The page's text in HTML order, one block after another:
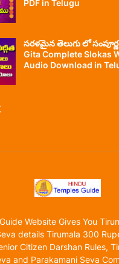
PDF in Telugu
సరళమైన తెలుగు లో
Gita Complete Slokas
Audio Download in
Website Gives You
details Tirumala 300
Citizen Darshan Rules,
and Parakamani Seva